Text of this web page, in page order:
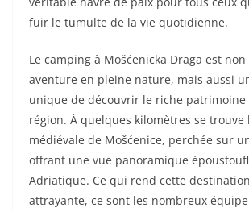
fuir le tumulte de la vie quotidienne.
Le camping à Mošćenicka Draga est
aventure en pleine nature, mais aussi
unique de découvrir le riche
région. À quelques kilomètres se trouve
médiévale de Mošćenice, perchée sur
offrant une vue panoramique
Adriatique. Ce qui rend cette
attrayante, ce sont les nombreux